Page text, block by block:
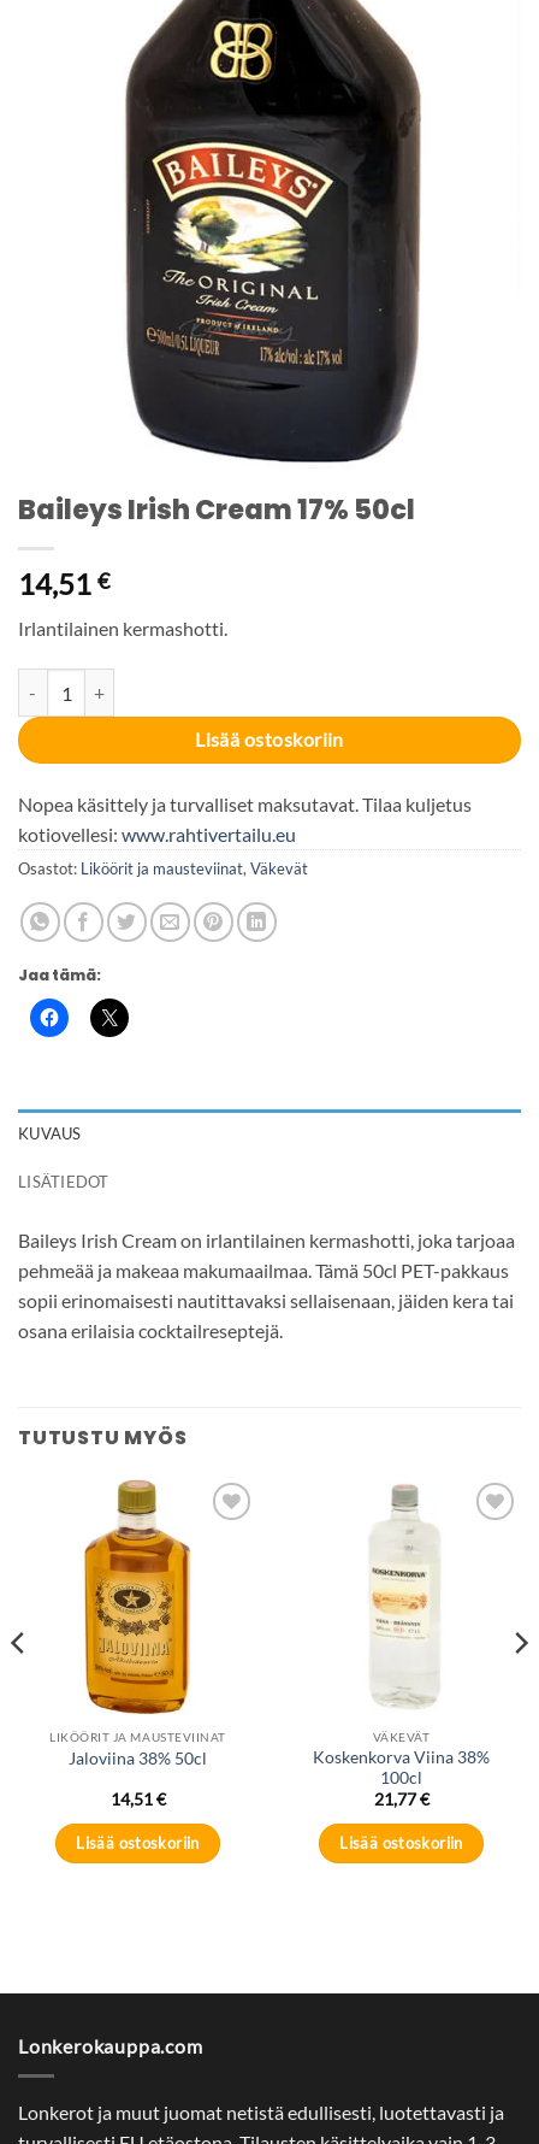
Baileys Irish Cream 17% 50cl
14,51 €
Irlantilainen kermashotti.
Lisää ostoskoriin
Nopea käsittely ja turvalliset maksutavat. Tilaa kuljetus
kotiovellesi: www.rahtivertailu.eu
Osastot: Liköörit ja mausteviinat, Väkevät
Jaa tämä:
KUVAUS
LISÄTIEDOT
Baileys Irish Cream on irlantilainen kermashotti, joka tarjoaa
pehmeää ja makeaa makumaailmaa. Tämä 50cl PET-pakkaus
sopii erinomaisesti nautittavaksi sellaisenaan, jäiden kera tai
osana erilaisia cocktailreseptejä.
TUTUSTU MYÖS
LIKÖÖRIT JA MAUSTEVIINAT
Jaloviina 38% 50cl
14,51€
Lisää ostoskoriin
VÄKEVÄT
Koskenkorva Viina 38%
100cl
21,77€
Lisää ostoskoriin
Lonkerokauppa.com
Lonkerot ja muut juomat netistä edullisesti, luotettavasti ja